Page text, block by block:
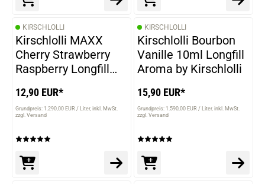
KIRSCHLOLLI
Kirschlolli MAXX
Cherry Strawberry
Raspberry Longfill
12,90 EUR*
Grundpreis: 1.290,00 EUR / Liter inkl. MwSt.
zzgl. Versand
KIRSCHLOLLI
Kirschlolli Bourbon
Vanille 10ml Longfill
Aroma by Kirschlolli
15,90 EUR*
Grundpreis: 1.590,00 EUR / Liter inkl. MwSt.
zzgl. Versand